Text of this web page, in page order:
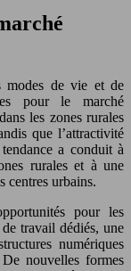
modes de vie et de
pour le marché
les zones rurales
que l’attractivité
a conduit à
rurales et à une
centres urbains.
pour les
travail dédiés, une
numériques
nouvelles formes